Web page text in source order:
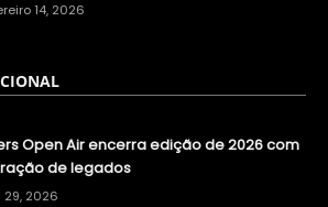
14, 2026
Open Air encerra edição de 2026 com
de legados
29, 2026